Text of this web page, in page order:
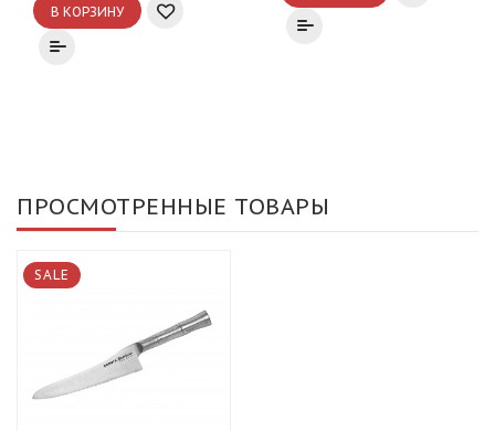
В КОРЗИНУ
ПРОСМОТРЕННЫЕ ТОВАРЫ
SALE